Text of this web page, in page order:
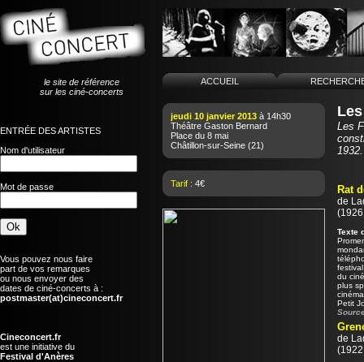
le site de référence
sur les ciné-concerts
ENTRÉE DES ARTISTES
Nom d'utilisateur
Mot de passe
Vous pouvez nous faire
part de vos remarques
ou nous envoyer des
dates de ciné-concerts à :
postmaster(at)cineconcert.fr
Cineconcert.fr
est une initiative du
Festival d'Anères
ACCUEIL
jeudi 10 janvier 2013 à 14h30
Théâtre Gaston Bernard
Place du 8 mai
Châtillon-sur-Seine (21)
Tarif : 4€
Les
1932.
Rat
de
Texte
du
plus
Petit
de